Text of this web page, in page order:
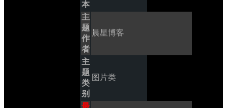
本
主
题
作
者
晨星博客
主
题
类
别
图片类
最